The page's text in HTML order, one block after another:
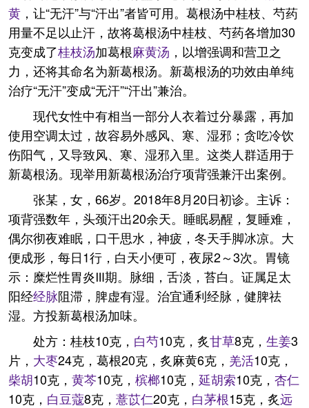
黄 ，让“无汗”与“汗出”者皆可用。葛根汤中桂枝、芍药
用量不足以止汗，故将葛根汤中桂枝、芍药各增加30
克变成了桂枝汤加葛根麻黄汤 ，以增强调和营卫之
力，还将其命名为新葛根汤。新葛根汤的功效由单纯
治疗“无汗”变成“无汗”“汗出”兼治。
现代女性中有相当一部分人衣着过分暴露，再加
使用空调太过，故容易外感风、寒、湿邪；贪吃冷饮
伤阳气，又导致风、寒、湿邪入里。这类人群适用于
新葛根汤。现举用新葛根汤治疗项背强兼汗出案例。
张某，女，66岁。2018年8月20日初诊。主诉：
项背强数年，头颈汗出20余天。睡眠易醒，复睡难，
偶尔彻夜难眠，口干思水，神疲，冬天手脚冰凉。大
便成形，每日1行，白天小便可，夜尿2～3次。胃镜
示：糜烂性胃炎Ⅲ期。脉细，舌淡，苔白。证属足太
阳经经脉阻滞，脾虚有湿。治宜通利经脉，健脾祛
湿。方投新葛根汤加味。
处方：桂枝10克， 白芍10克，炙甘草8克， 生姜3
片， 大枣24克，葛根20克，炙麻黄6克， 羌活10克，
柴胡10克， 黄芩10克， 槟榔10克， 延胡索10克， 杏仁
10克， 白豆蔻8克， 薏苡仁20克， 白茅根15克，炙远